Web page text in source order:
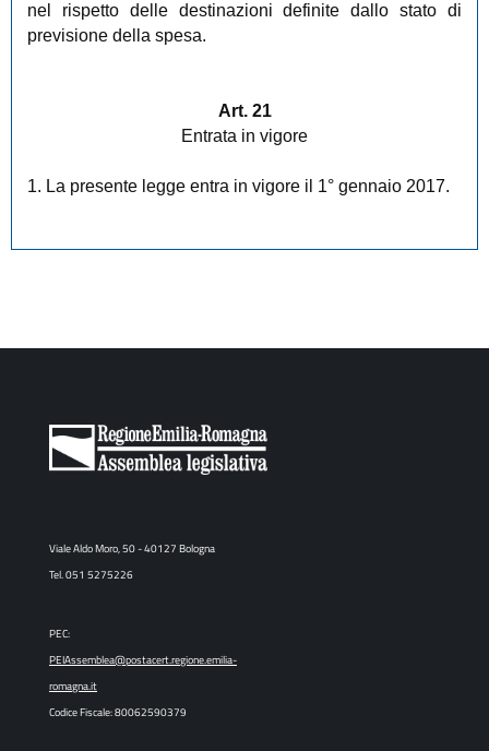
nel rispetto delle destinazioni definite dallo stato di
previsione della spesa.
Art. 21
Entrata in vigore
1. La presente legge entra in vigore il 1° gennaio 2017.
Viale Aldo Moro, 50 - 40127 Bologna
Tel. 051 5275226
PEC:
PEIAssemblea@postacert.regione.emilia-
romagna.it
Codice Fiscale: 80062590379